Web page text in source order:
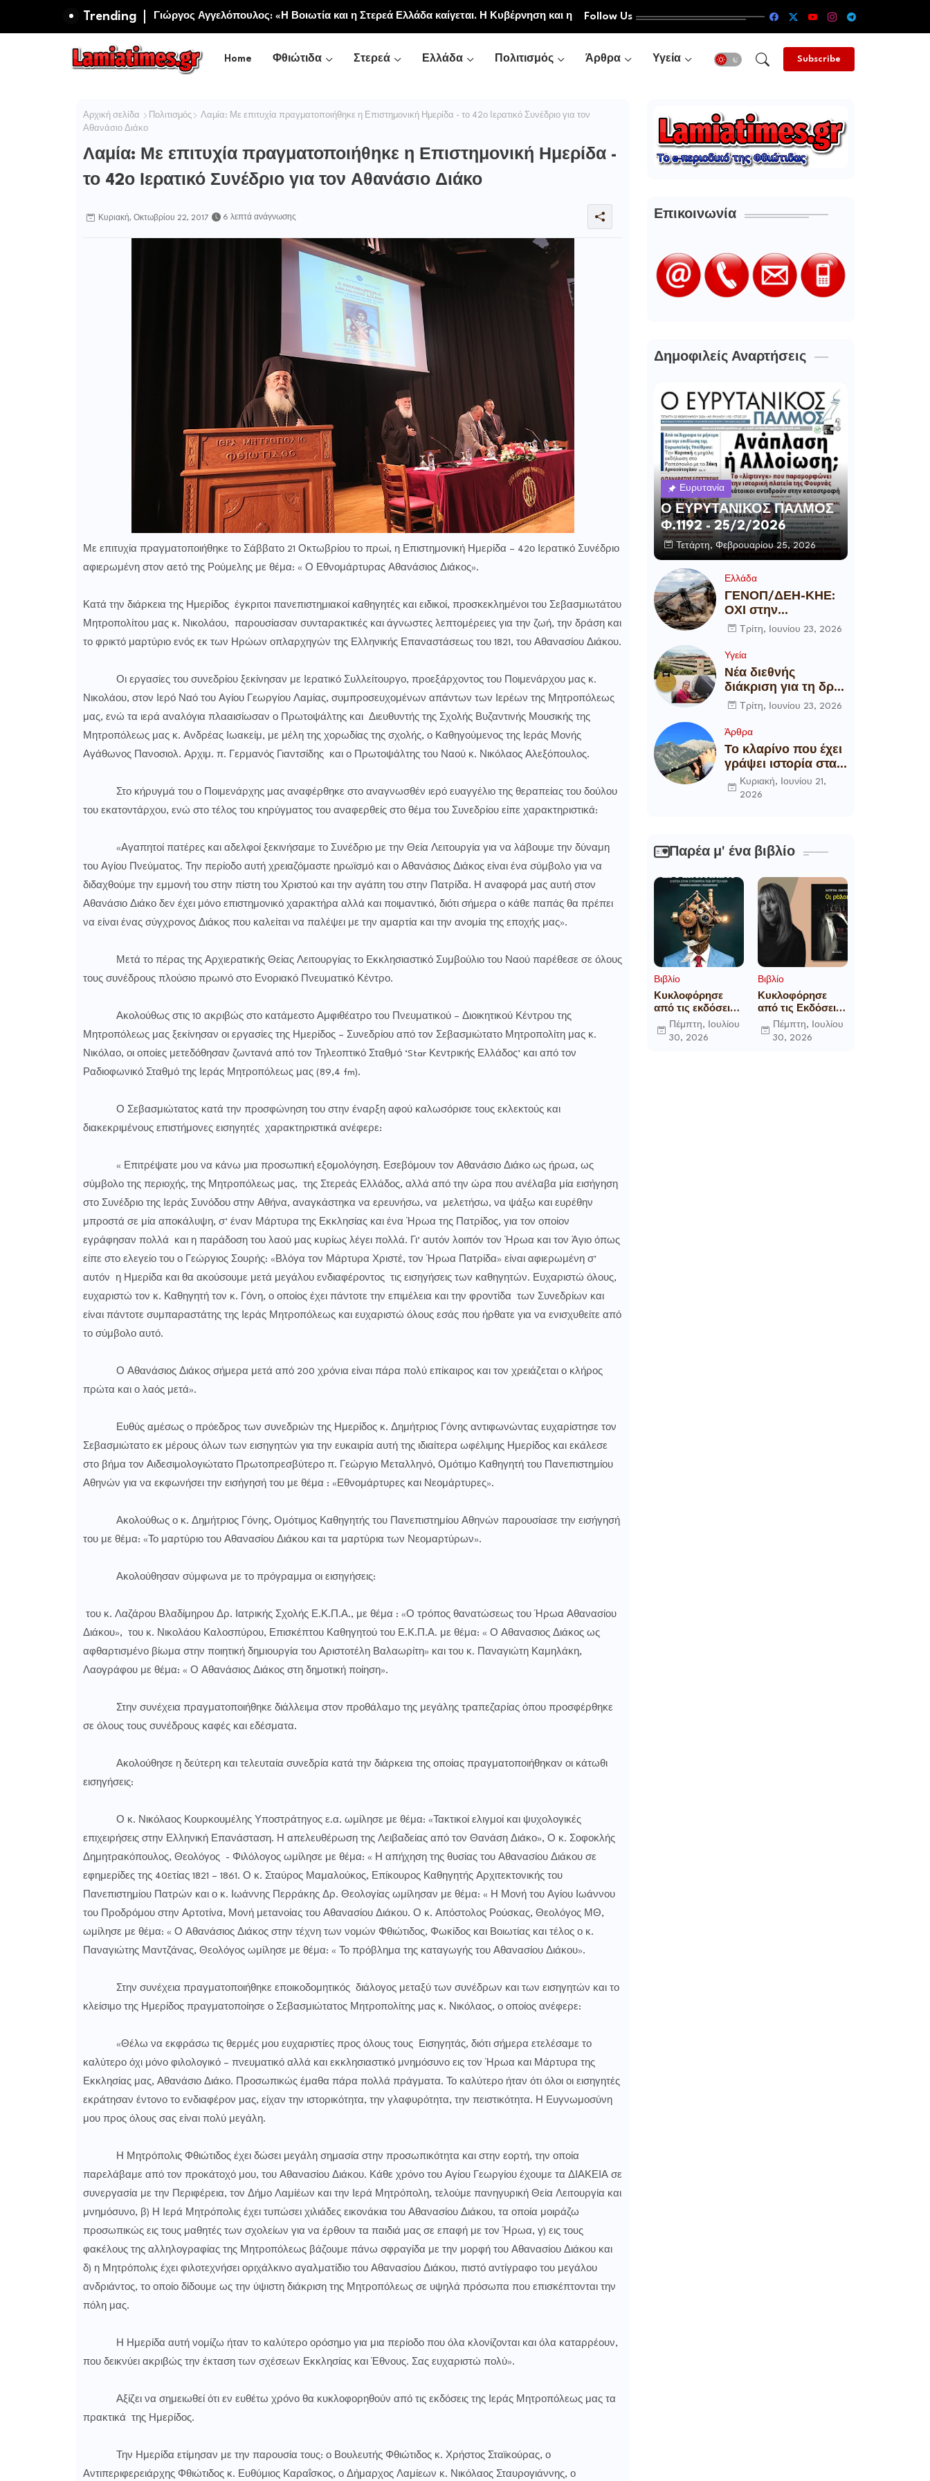
Trending Πανηγυρίζει η Ιερά Σταυροπηγιακή και Κοινοβιακή Μονή Μεταμορφώσεως του Follow Us
Home Φθιώτιδα Στερεά Ελλάδα Πολιτισμός Άρθρα Υγεία Subscribe
Αρχική σελίδα Πολιτισμός
Λαμία: Με επιτυχία πραγματοποιήθηκε η Επιστημονική Ημερίδα - το 42ο Ιερατικό Συνέδριο για τον
Αθανάσιο Διάκο
Λαμία: Με επιτυχία πραγματοποιήθηκε η Επιστημονική Ημερίδα -
το 42ο Ιερατικό Συνέδριο για τον Αθανάσιο Διάκο
Κυριακή, Οκτωβρίου 22, 2017 6 λεπτά ανάγνωσης
Με επιτυχία πραγματοποιήθηκε το Σάββατο 21 Οκτωβρίου το πρωί, η Επιστημονική Ημερίδα – 42ο Ιερατικό Συνέδριο
αφιερωμένη στον αετό της Ρούμελης με θέμα: « Ο Εθνομάρτυρας Αθανάσιος Διάκος».
Κατά την διάρκεια της Ημερίδος έγκριτοι πανεπιστημιακοί καθηγητές και ειδικοί, προσκεκλημένοι του Σεβασμιωτάτου
Μητροπολίτου μας κ. Νικολάου, παρουσίασαν συνταρακτικές και άγνωστες λεπτομέρειες για την ζωή, την δράση και
το φρικτό μαρτύριο ενός εκ των Ηρώων οπλαρχηγών της Ελληνικής Επαναστάσεως του 1821, του Αθανασίου Διάκου.
Οι εργασίες του συνεδρίου ξεκίνησαν με Ιερατικό Συλλείτουργο, προεξάρχοντος του Ποιμενάρχου μας κ.
Νικολάου, στον Ιερό Ναό του Αγίου Γεωργίου Λαμίας, συμπροσευχομένων απάντων των Ιερέων της Μητροπόλεως
μας, ενώ τα ιερά αναλόγια πλααισίωσαν ο Πρωτοψάλτης και Διευθυντής της Σχολής Βυζαντινής Μουσικής της
Μητροπόλεως μας κ. Ανδρέας Ιωακείμ, με μέλη της χορωδίας της σχολής, ο Καθηγούμενος της Ιεράς Μονής
Αγάθωνος Πανοσιολ. Αρχιμ. π. Γερμανός Γιαντσίδης και ο Πρωτοψάλτης του Ναού κ. Νικόλαος Αλεξόπουλος.
Στο κήρυγμά του ο Ποιμενάρχης μας αναφέρθηκε στο αναγνωσθέν ιερό ευαγγέλιο της θεραπείας του δούλου
του εκατοντάρχου, ενώ στο τέλος του κηρύγματος του αναφερθείς στο θέμα του Συνεδρίου είπε χαρακτηριστικά:
«Αγαπητοί πατέρες και αδελφοί ξεκινήσαμε το Συνέδριο με την Θεία Λειτουργία για να λάβουμε την δύναμη
του Αγίου Πνεύματος. Την περίοδο αυτή χρειαζόμαστε ηρωϊσμό και ο Αθανάσιος Διάκος είναι ένα σύμβολο για να
διδαχθούμε την εμμονή του στην πίστη του Χριστού και την αγάπη του στην Πατρίδα. Η αναφορά μας αυτή στον
Αθανάσιο Διάκο δεν έχει μόνο επιστημονικό χαρακτήρα αλλά και ποιμαντικό, διότι σήμερα ο κάθε παπάς θα πρέπει
να είναι ένας σύγχρονος Διάκος που καλείται να παλέψει με την αμαρτία και την ανομία της εποχής μας».
Μετά το πέρας της Αρχιερατικής Θείας Λειτουργίας το Εκκλησιαστικό Συμβούλιο του Ναού παρέθεσε σε όλους
τους συνέδρους πλούσιο πρωινό στο Ενοριακό Πνευματικό Κέντρο.
Ακολούθως στις 10 ακριβώς στο κατάμεστο Αμφιθέατρο του Πνευματικού – Διοικητικού Κέντρου της
Μητροπόλεως μας ξεκίνησαν οι εργασίες της Ημερίδος – Συνεδρίου από τον Σεβασμιώτατο Μητροπολίτη μας κ.
Νικόλαο, οι οποίες μετεδόθησαν ζωντανά από τον Τηλεοπτικό Σταθμό ‘Star Κεντρικής Ελλάδος’ και από τον
Ραδιοφωνικό Σταθμό της Ιεράς Μητροπόλεως μας (89,4 fm).
Ο Σεβασμιώτατος κατά την προσφώνηση του στην έναρξη αφού καλωσόρισε τους εκλεκτούς και
διακεκριμένους επιστήμονες εισηγητές χαρακτηριστικά ανέφερε:
« Επιτρέψατε μου να κάνω μια προσωπική εξομολόγηση. Εσεβόμουν τον Αθανάσιο Διάκο ως ήρωα, ως
σύμβολο της περιοχής, της Μητροπόλεως μας, της Στερεάς Ελλάδος, αλλά από την ώρα που ανέλαβα μία εισήγηση
στο Συνέδριο της Ιεράς Συνόδου στην Αθήνα, αναγκάστηκα να ερευνήσω, να μελετήσω, να ψάξω και ευρέθην
μπροστά σε μία αποκάλυψη, σ’ έναν Μάρτυρα της Εκκλησίας και ένα Ήρωα της Πατρίδος, για τον οποίον
εγράφησαν πολλά και η παράδοση του λαού μας κυρίως λέγει πολλά. Γι’ αυτόν λοιπόν τον Ήρωα και τον Άγιο όπως
είπε στο ελεγείο του ο Γεώργιος Σουρής: «Βλόγα τον Μάρτυρα Χριστέ, τον Ήρωα Πατρίδα» είναι αφιερωμένη σ’
αυτόν η Ημερίδα και θα ακούσουμε μετά μεγάλου ενδιαφέροντος τις εισηγήσεις των καθηγητών. Ευχαριστώ όλους,
ευχαριστώ τον κ. Καθηγητή τον κ. Γόνη, ο οποίος έχει πάντοτε την επιμέλεια και την φροντίδα των Συνεδρίων και
είναι πάντοτε συμπαραστάτης της Ιεράς Μητροπόλεως και ευχαριστώ όλους εσάς που ήρθατε για να ενισχυθείτε από
το σύμβολο αυτό.
Ο Αθανάσιος Διάκος σήμερα μετά από 200 χρόνια είναι πάρα πολύ επίκαιρος και τον χρειάζεται ο κλήρος
πρώτα και ο λαός μετά».
Ευθύς αμέσως ο πρόεδρος των συνεδριών της Ημερίδος κ. Δημήτριος Γόνης αντιφωνώντας ευχαρίστησε τον
Σεβασμιώτατο εκ μέρους όλων των εισηγητών για την ευκαιρία αυτή της ιδιαίτερα ωφέλιμης Ημερίδος και εκάλεσε
στο βήμα τον Αιδεσιμολογιώτατο Πρωτοπρεσβύτερο π. Γεώργιο Μεταλληνό, Ομότιμο Καθηγητή του Πανεπιστημίου
Αθηνών για να εκφωνήσει την εισήγησή του με θέμα : «Εθνομάρτυρες και Νεομάρτυρες».
Ακολούθως ο κ. Δημήτριος Γόνης, Ομότιμος Καθηγητής του Πανεπιστημίου Αθηνών παρουσίασε την εισήγησή
του με θέμα: «Το μαρτύριο του Αθανασίου Διάκου και τα μαρτύρια των Νεομαρτύρων».
Ακολούθησαν σύμφωνα με το πρόγραμμα οι εισηγήσεις:
του κ. Λαζάρου Βλαδίμηρου Δρ. Ιατρικής Σχολής Ε.Κ.Π.Α., με θέμα : «Ο τρόπος θανατώσεως του Ήρωα Αθανασίου
Διάκου», του κ. Νικολάου Καλοσπύρου, Επισκέπτου Καθηγητού του Ε.Κ.Π.Α. με θέμα: « Ο Αθανασιος Διάκος ως
αφθαρτισμένο βίωμα στην ποιητική δημιουργία του Αριστοτέλη Βαλαωρίτη» και του κ. Παναγιώτη Καμηλάκη,
Λαογράφου με θέμα: « Ο Αθανάσιος Διάκος στη δημοτική ποίηση».
Στην συνέχεια πραγματοποιήθηκε διάλλειμα στον προθάλαμο της μεγάλης τραπεζαρίας όπου προσφέρθηκε
σε όλους τους συνέδρους καφές και εδέσματα.
Ακολούθησε η δεύτερη και τελευταία συνεδρία κατά την διάρκεια της οποίας πραγματοποιήθηκαν οι κάτωθι
εισηγήσεις:
Ο κ. Νικόλαος Κουρκουμέλης Υποστράτηγος ε.α. ωμίλησε με θέμα: «Τακτικοί ελιγμοί και ψυχολογικές
επιχειρήσεις στην Ελληνική Επανάσταση. Η απελευθέρωση της Λειβαδείας από τον Θανάση Διάκο», Ο κ. Σοφοκλής
Δημητρακόπουλος, Θεολόγος - Φιλόλογος ωμίλησε με θέμα: « Η απήχηση της θυσίας του Αθανασίου Διάκου σε
εφημερίδες της 40ετίας 1821 – 1861. Ο κ. Σταύρος Μαμαλούκος, Επίκουρος Καθηγητής Αρχιτεκτονικής του
Πανεπιστημίου Πατρών και ο κ. Ιωάννης Περράκης Δρ. Θεολογίας ωμίλησαν με θέμα: « Η Μονή του Αγίου Ιωάννου
του Προδρόμου στην Αρτοτίνα, Μονή μετανοίας του Αθανασίου Διάκου. Ο κ. Απόστολος Ρούσκας, Θεολόγος ΜΘ,
ωμίλησε με θέμα: « Ο Αθανάσιος Διάκος στην τέχνη των νομών Φθιώτιδος, Φωκίδος και Βοιωτίας και τέλος ο κ.
Παναγιώτης Μαντζάνας, Θεολόγος ωμίλησε με θέμα: « Το πρόβλημα της καταγωγής του Αθανασίου Διάκου».
Στην συνέχεια πραγματοποιήθηκε εποικοδομητικός διάλογος μεταξύ των συνέδρων και των εισηγητών και το
κλείσιμο της Ημερίδος πραγματοποίησε ο Σεβασμιώτατος Μητροπολίτης μας κ. Νικόλαος, ο οποίος ανέφερε:
«Θέλω να εκφράσω τις θερμές μου ευχαριστίες προς όλους τους Εισηγητάς, διότι σήμερα ετελέσαμε το
καλύτερο όχι μόνο φιλολογικό – πνευματικό αλλά και εκκλησιαστικό μνημόσυνο εις τον Ήρωα και Μάρτυρα της
Εκκλησίας μας, Αθανάσιο Διάκο. Προσωπικώς έμαθα πάρα πολλά πράγματα. Το καλύτερο ήταν ότι όλοι οι εισηγητές
εκράτησαν έντονο το ενδιαφέρον μας, είχαν την ιστορικότητα, την γλαφυρότητα, την πειστικότητα. Η Ευγνωμοσύνη
μου προς όλους σας είναι πολύ μεγάλη.
Η Μητρόπολις Φθιώτιδος έχει δώσει μεγάλη σημασία στην προσωπικότητα και στην εορτή, την οποία
παρελάβαμε από τον προκάτοχό μου, του Αθανασίου Διάκου. Κάθε χρόνο του Αγίου Γεωργίου έχουμε τα ΔΙΑΚΕΙΑ σε
συνεργασία με την Περιφέρεια, τον Δήμο Λαμίέων και την Ιερά Μητρόπολη, τελούμε πανηγυρική Θεία Λειτουργία και
μνημόσυνο, β) Η Ιερά Μητρόπολις έχει τυπώσει χιλιάδες εικονάκια του Αθανασίου Διάκου, τα οποία μοιράζω
προσωπικώς εις τους μαθητές των σχολείων για να έρθουν τα παιδιά μας σε επαφή με τον Ήρωα, γ) εις τους
φακέλους της αλληλογραφίας της Μητροπόλεως βάζουμε πάνω σφραγίδα με την μορφή του Αθανασίου Διάκου και
δ) η Μητρόπολις έχει φιλοτεχνήσει οριχάλκινο αγαλματίδιο του Αθανασίου Διάκου, πιστό αντίγραφο του μεγάλου
ανδριάντος, το οποίο δίδουμε ως την ύψιστη διάκριση της Μητροπόλεως σε υψηλά πρόσωπα που επισκέπτονται την
πόλη μας.
Η Ημερίδα αυτή νομίζω ήταν το καλύτερο ορόσημο για μια περίοδο που όλα κλονίζονται και όλα καταρρέουν,
που δεικνύει ακριβώς την έκταση των σχέσεων Εκκλησίας και Έθνους. Σας ευχαριστώ πολύ».
Αξίζει να σημειωθεί ότι εν ευθέτω χρόνο θα κυκλοφορηθούν από τις εκδόσεις της Ιεράς Μητροπόλεως μας τα
πρακτικά της Ημερίδος.
Την Ημερίδα ετίμησαν με την παρουσία τους: ο Βουλευτής Φθιώτιδος κ. Χρήστος Σταϊκούρας, ο
Αντιπεριφερειάρχης Φθιώτιδος κ. Ευθύμιος Καραΐσκος, ο Δήμαρχος Λαμίεων κ. Νικόλαος Σταυρογιάννης, ο
Επικοινωνία
Δημοφιλείς Αναρτήσεις
Ευρυτανία
Ο ΕΥΡΥΤΑΝΙΚΟΣ ΠΑΛΜΟΣ
Φ.1192 - 25/2/2026
Τετάρτη, Φεβρουαρίου 25, 2026
Ελλάδα
ΓΕΝΟΠ/ΔΕΗ-ΚΗΕ:
ΟΧΙ στην
αποξήλωση των
υποδομών της
χώρας
Τρίτη, Ιουνίου 23, 2026
Υγεία
Νέα διεθνής
διάκριση για τη δρ
Θάλεια
Διευθύντρια
Xειρουργό του
Metropolitan
General
Τρίτη, Ιουνίου 23, 2026
Άρθρα
Το κλαρίνο που έχει
γράψει ιστορία στα
χωριά της Ρούμελης
Κυριακή, Ιουνίου 21,
2026
Παρέα μ' ένα βιβλίο
Βιβλίο
Κυκλοφόρησε
από τις εκδόσεις
Gema το
μυθιστόρημα του
Πέμπτη, Ιουλίου
30, 2026
Βιβλίο
Κυκλοφόρησε
από τις Εκδόσεις
Επίμετρο το
αστυνομικό
Πέμπτη, Ιουλίου
30, 2026